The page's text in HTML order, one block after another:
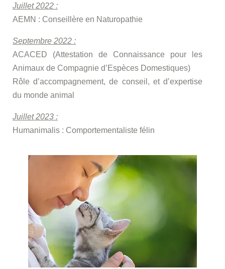
Juillet 2022 :
AEMN : Conseillère en Naturopathie
Septembre 2022 :
ACACED (Attestation de Connaissance pour les
Animaux de Compagnie d’Espèces Domestiques)
Rôle d’accompagnement, de conseil, et d’expertise
du monde animal
Juillet 2023 :
Humanimalis : Comportementaliste félin